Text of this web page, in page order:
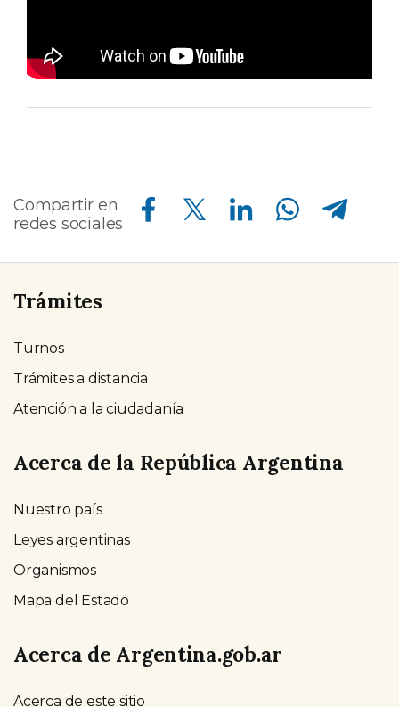
Compartir en
redes sociales
Compartir en Facebook Compartir en Twitter Compartir en Linkedin Compartir en Whatsapp
Trámites
Turnos
Trámites a distancia
Atención a la ciudadanía
Acerca de la República Argentina
Nuestro país
Leyes argentinas
Organismos
Mapa del Estado
Acerca de Argentina.gob.ar
Acerca de este sitio